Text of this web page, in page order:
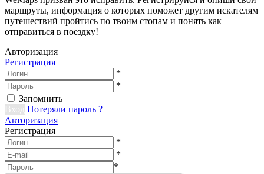
маршруты, информация о которых поможет другим искателям
путешествий пройтись по твоим стопам и понять как
отправиться в поездку!
Авторизация
Регистрация
*
*
Запомнить
Вход Потеряли пароль ?
Авторизация
Регистрация
*
*
*